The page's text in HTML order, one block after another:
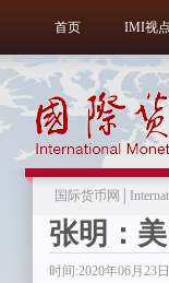
首页 IMI视点
国际货币网
张明：
时间:2020年06月